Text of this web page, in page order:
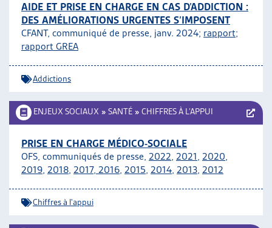
AIDE ET PRISE EN CHARGE EN CAS D’ADDICTION :
DES AMÉLIORATIONS URGENTES S’IMPOSENT
CFANT, communiqué de presse, janv. 2024; rapport;
rapport GREA
Addictions
ENJEUX SOCIAUX » SANTÉ » CHIFFRES À L’APPUI
PRISE EN CHARGE MÉDICO-SOCIALE
OFS, communiqués de presse, 2022, 2021, 2020,
2019, 2018, 2017, 2016, 2015, 2014, 2013, 2012
Chiffres à l'appui